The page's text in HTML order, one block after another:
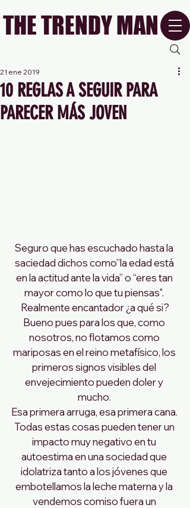
THE TRENDY MAN
10 REGLAS A SEGUIR PARA
PARECER MÁS JOVEN
21 ene 2019
Seguro que has escuchado hasta la
saciedad dichos como”la edad está
en la actitud ante la vida” o “eres tan
mayor como lo que tu piensas".
Realmente encantador ¿a qué si?
Bueno pues para los que, como
nosotros, no flotamos como
mariposas en el reino metafísico, los
primeros signos visibles del
envejecimiento pueden doler y
mucho.
Esa primera arruga, esa primera cana.
Todas estas cosas pueden tener un
impacto muy negativo en tu
autoestima en una sociedad que
idolatriza tanto a los jóvenes que
embotellamos la leche materna y la
vendemos comiso fuera un